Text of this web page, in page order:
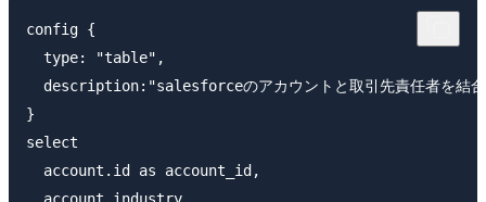
config {
  type: "table",
description:"salesforceのアカウントと取引先責任者を結
}
select
  account.id as account_id,